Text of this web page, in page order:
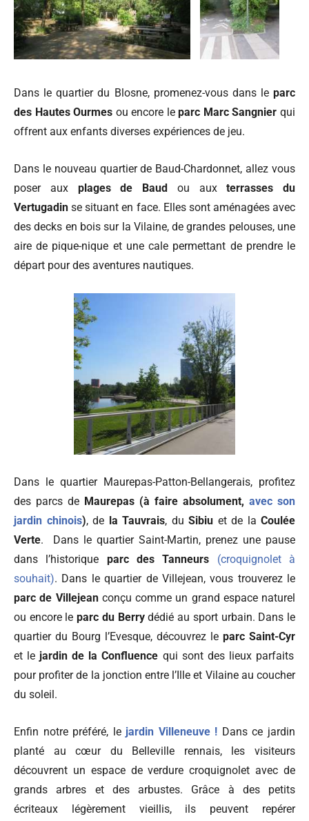
Dans le quartier du Blosne, promenez-vous dans le parc
des Hautes Ourmes ou encore leparc Marc Sangnier qui
offrent aux enfants diverses expériences de jeu.
Dans le nouveau quartier de Baud-Chardonnet, allez vous
poser aux plages de Baud ou auxterrasses
du
Vertugadin se situant en face. Elles sont aménagées avec
des decks en bois sur la Vilaine, de grandes pelouses, une
aire de pique-nique et une cale permettant de prendre le
départ pour des aventures nautiques.
Dans le quartier Maurepas-Patton-Bellangerais, profitez
des parcs de Maurepas (à faire absolument, avec son
jardin chinois), de la Tauvrais, du Sibiu et de la Coulée
Verte.
Dans le quartier Saint-Martin, prenez une pause
dans l’historique parc des Tanneurs (croquignolet à
souhait). Dans le quartier de Villejean, vous trouverez le
parc de Villejeanconçu comme un grand espace naturel
ou encore leparc du Berrydédié au sport urbain. Dans le
quartier du Bourg l’Evesque, découvrez le parc Saint-Cyr
et le jardin de la Confluence qui sont des lieux parfaits
pour profiter de la jonction entre l’Ille et Vilaine au coucher
du soleil.
Enfin notre préféré, le jardin Villeneuve ! Dans ce jardin
planté au cœur du Belleville rennais, les visiteurs
découvrent un espace de verdure croquignolet avec de
grands arbres et des arbustes. Grâce à des petits
écriteaux légèrement vieillis, ils peuvent repérer